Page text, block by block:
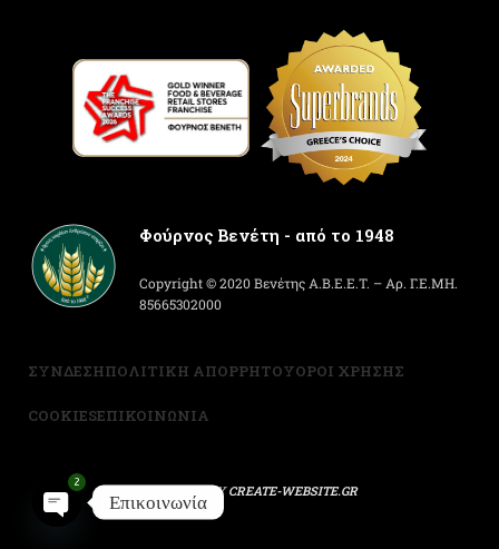
Φούρνος Βενέτη - από το 1948
Copyright © 2020 Βενέτης Α.Β.Ε.Ε.Τ. – Αρ. Γ.Ε.ΜΗ.
85665302000
ΣΥΝΔΕΣΗΠΟΛΙΤΙΚΗ ΑΠΟΡΡΗΤΟΥΟΡΟΙ ΧΡΗΣΗΣ
COOKIESΕΠΙΚΟΙΝΩΝΙΑ
POWERED BY CREATE-WEBSITE.GR
Επικοινωνία
2